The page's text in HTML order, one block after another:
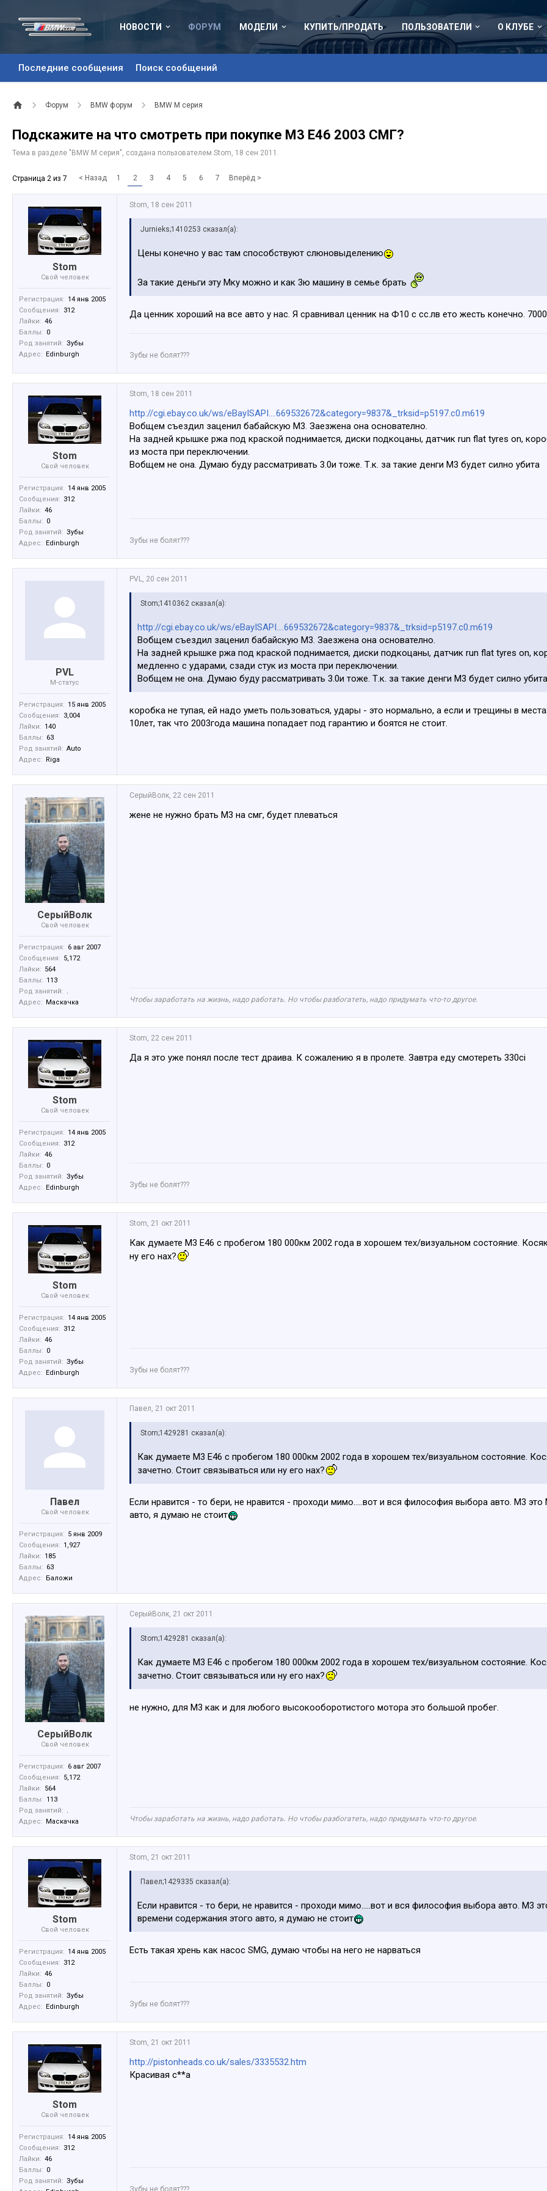
НОВОСТИ ФОРУМ
Последние сообщения Поиск сообщений
МОДЕЛИ КУПИТЬ/ПРОДАТЬ ПОЛЬЗОВАТЕЛИ О КЛУБЕ
Форум BMW форум BMW M серия
Подскажите на что смотреть при покупке М3 Е46 2003 СМГ?
Тема в разделе " BMW M серия", создана пользователем Stom, 18 сен 2011 .
Страница 2 из 7 < Назад 1 2 3 4 5 6 7 Вперёд >
Stom
Свой человек
Регистрация: 14 янв 2005
Сообщения: 312
Лайки: 46
Баллы: 0
Род занятий: Зубы
Адрес: Edinburgh
Stom, 18 сен 2011
Jurnieks;1410253 сказал(а):
Цены конечно у вас там способствуют слюновыделению
За такие деньги эту Мку можно и как 3ю машину в семье брать
Да ценник хороший на все авто у нас. Я сравнивал ценник на Ф10 с сс.лв ето жесть конечно.
Зубы не болят???
Stom
Свой человек
Регистрация: 14 янв 2005
Сообщения: 312
Лайки: 46
Баллы: 0
Род занятий: Зубы
Адрес: Edinburgh
Stom, 18 сен 2011
http://cgi.ebay.co.uk/ws/eBayISAPI....669532672&category=9837&_trksid=p5197.c0.m619
Вобщем съездил заценил бабайскую М3. Заезжена она основателно.
На задней крышке ржа под краской поднимается, диски подкоцаны, датчик run flat tyres on,
из моста при переключении.
Вобщем не она. Думаю буду рассматривать 3.0и тоже. Т.к. за такие денги М3 будет силно убита
Зубы не болят???
PVL
M-статус
Регистрация: 15 янв 2005
Сообщения: 3,004
Лайки: 140
Баллы: 63
Род занятий: Auto
Адрес: Riga
PVL, 20 сен 2011
Stom;1410362 сказал(а):
http://cgi.ebay.co.uk/ws/eBayISAPI....669532672&category=9837&_trksid=p5197.c0.m619
Вобщем съездил заценил бабайскую М3. Заезжена она основателно.
На задней крышке ржа под краской поднимается, диски подкоцаны, датчик run flat tyres on,
медленно с ударами, сзади стук из моста при переключении.
Вобщем не она. Думаю буду рассматривать 3.0и тоже. Т.к. за такие денги М3 будет силно убита
коробка не тупая, ей надо уметь пользоваться, удары - это нормально, а если и трещины в
10лет, так что 2003года машина попадает под гарантию и боятся не стоит.
СерыйВолк
Свой человек
Регистрация: 6 авг 2007
Сообщения: 5,172
Лайки: 564
Баллы: 113
Род занятий: .
Адрес:
Маскачка
СерыйВолк, 22 сен 2011
жене не нужно брать М3 на смг, будет плеваться
Чтобы заработать на жизнь, надо работать. Но чтобы разбогатеть, надо придумать что-то другое.
Stom
Свой человек
Регистрация: 14 янв 2005
Сообщения: 312
Лайки: 46
Баллы: 0
Род занятий: Зубы
Адрес:
Edinburgh
Stom, 22 сен 2011
Да я это уже понял после тест драива. К сожалению я в пролете. Завтра еду смотереть 330ci
Зубы не болят???
Stom
Свой человек
Регистрация: 14 янв 2005
Сообщения: 312
Лайки: 46
Баллы: 0
Род занятий: Зубы
Адрес:
Edinburgh
Stom, 21 окт 2011
Как думаете М3 Е46 с пробегом 180 000км 2002 года в хорошем тех/визуальном состояние.
ну его нах?
Зубы не болят???
Павел
Свой человек
Регистрация: 5 янв 2009
Сообщения: 1,927
Лайки: 185
Баллы: 63
Адрес:
Баложи
Павел, 21 окт 2011
Stom;1429281 сказал(а):
Как думаете М3 Е46 с пробегом 180 000км 2002 года в хорошем тех/визуальном состояние.
зачетно. Стоит связываться или ну его нах?
Если нравится - то бери, не нравится - проходи мимо.....вот и вся философия выбора авто. М3
авто, я думаю не стоит
СерыйВолк
Свой человек
Регистрация: 6 авг 2007
Сообщения: 5,172
Лайки: 564
Баллы: 113
Род занятий: .
Адрес: Маскачка
СерыйВолк, 21 окт 2011
Stom;1429281 сказал(а):
Как думаете М3 Е46 с пробегом 180 000км 2002 года в хорошем тех/визуальном состояние.
зачетно. Стоит связываться или ну его нах?
не нужно, для М3 как и для любого высокооборотистого мотора это большой пробег.
Чтобы заработать на жизнь, надо работать. Но чтобы разбогатеть, надо придумать что-то другое.
Stom
Свой человек
Регистрация: 14 янв 2005
Сообщения: 312
Лайки: 46
Баллы: 0
Род занятий: Зубы
Адрес: Edinburgh
Stom 21 окт 2011
Павел;1429335 сказал(а):
Если нравится - то бери, не нравится - проходи мимо.....вот и вся философия выбора авто. М3
времени содержания этого авто, я думаю не стоит
Есть такая хрень как насос SMG, думаю чтобы на него не нарваться
Зубы не болят???
Stom
Свой человек
Регистрация: 14 янв 2005
Сообщения: 312
Лайки: 46
Баллы: 0
Род занятий: Зубы
Stom 21 окт 2011
http://pistonheads.co.uk/sales/3335532.htm
Красивая с**а
Зубы не болят???